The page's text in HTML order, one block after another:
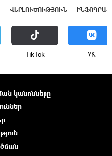
ՎԵՐԼՈՒԾՈՒԹՅՈՒՆ
ТikТоk VK
կանոնները